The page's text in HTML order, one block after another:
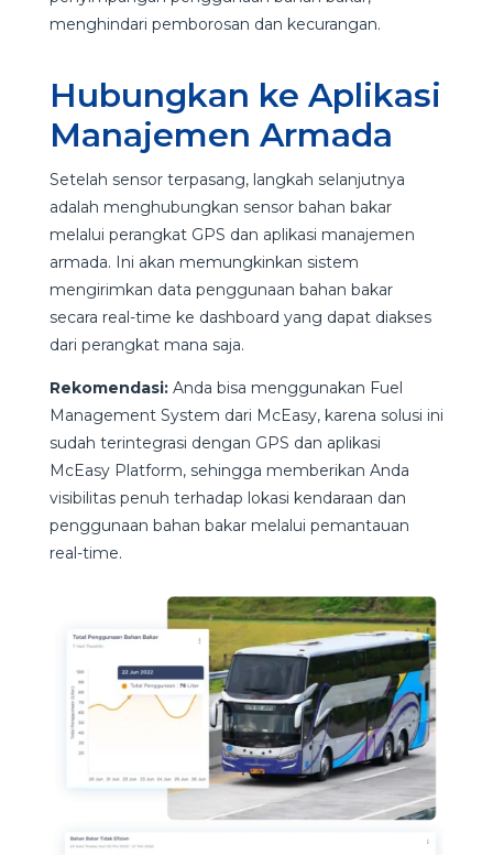
menghindari pemborosan dan kecurangan.
Hubungkan ke Aplikasi
Manajemen Armada
Setelah sensor terpasang, langkah selanjutnya
adalah menghubungkan sensor bahan bakar
melalui perangkat GPS dan aplikasi manajemen
armada. Ini akan memungkinkan sistem
mengirimkan data penggunaan bahan bakar
secara real-time ke dashboard yang dapat diakses
dari perangkat mana saja.
Rekomendasi: Anda bisa menggunakan Fuel
Management System dari McEasy, karena solusi ini
sudah terintegrasi dengan GPS dan aplikasi
McEasy Platform, sehingga memberikan Anda
visibilitas penuh terhadap lokasi kendaraan dan
penggunaan bahan bakar melalui pemantauan
real-time.